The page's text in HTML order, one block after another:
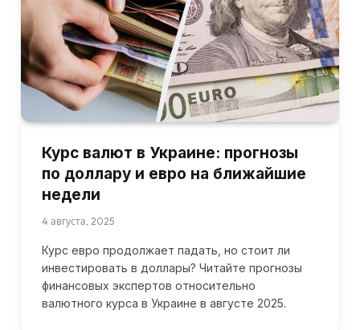
Курс валют в Украине: прогнозы
по доллару и евро на ближайшие
недели
4 августа, 2025
Курс евро продолжает падать, но стоит ли
инвестировать в доллары? Читайте прогнозы
финансовых экспертов относительно
валютного курса в Украине в августе 2025.